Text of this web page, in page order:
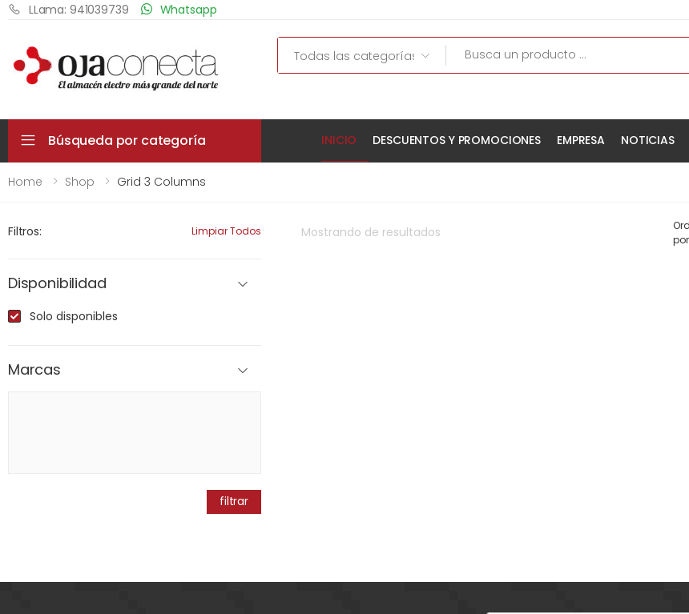
LLama: 941039739 Whatsapp
Search
Búsqueda por categoría INICIO DESCUENTOS Y PROMOCIONES EMPRESA NOTICIAS
Home Shop Grid 3 Columns
Mostrando de resultados
Filtros: Limpiar Todos
Disponibilidad
Solo disponibles
Marcas
filtrar